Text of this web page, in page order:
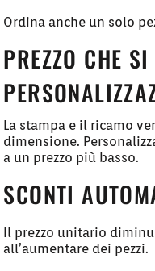
Ordina anche un solo
PREZZO CHE
La stampa e il ricamo
dimensione.
a un prezzo più basso.
SCONTI
Il prezzo unitario
all’aumentare dei pezzi.